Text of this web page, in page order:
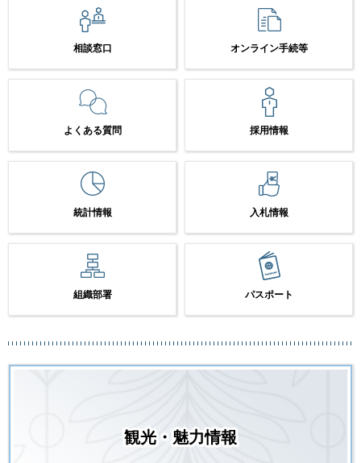
相談窓口 オンライン手続等
よくある質問 採用情報
統計情報 入札情報
組織部署 パスポート
観光・魅力情報